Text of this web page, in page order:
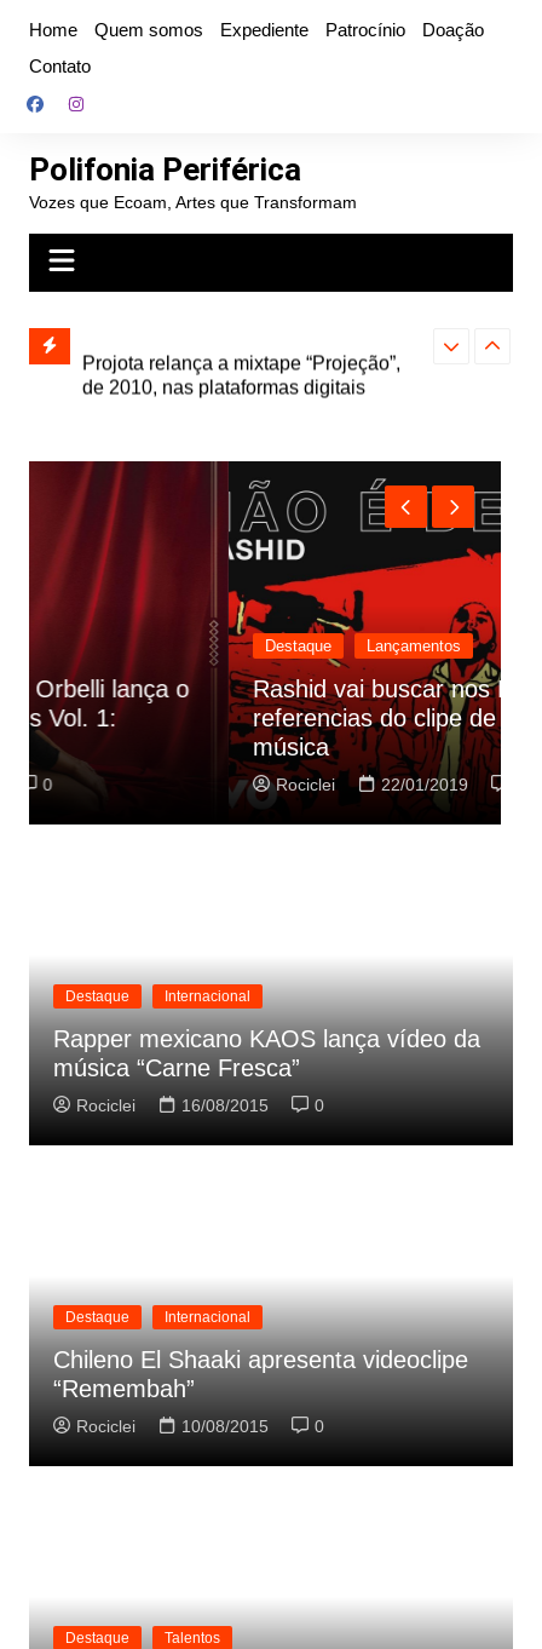
conteúdo
Home Quem somos Expediente Patrocínio
Doação
Contato
Polifonia Periférica
Vozes que Ecoam, Artes que Transformam
e abre
autoral,
de 2010, nas plataformas digitais
Farofa
Destaque Lançamentos
Rashid vai buscar nos HQs as
referencias do clipe de sua nova
música
Rociclei 22/01/2019 0
Destaque Internacional
Rapper mexicano KAOS lança vídeo da
música “Carne Fresca”
Rociclei 16/08/2015 0
Destaque Internacional
Chileno El Shaaki apresenta videoclipe
“Remembah”
Rociclei 10/08/2015 0
Destaque Talentos